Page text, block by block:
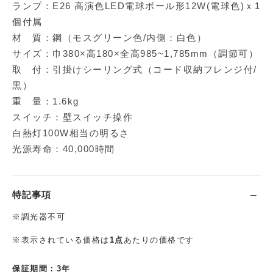
ランプ：E26 高演色LED電球ボール形12W(電球色)ｘ1
個付属
材 質：鋼（モスグリーン色/内側：白色）
サイズ：巾380×高180×全高985~1,785mm（調節可）
取 付：引掛けシーリング式（コード収納フレンジ付/
黒）
重 量：1.6kg
スイッチ：壁スイッチ操作
白熱灯100W相当の明るさ
光源寿命：40,000時間
特記事項
※調光器不可
※表示されている価格は 1点あたりの価格です
保証期間：3年